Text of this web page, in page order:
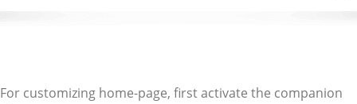
For customizing home-page, first activate the companion